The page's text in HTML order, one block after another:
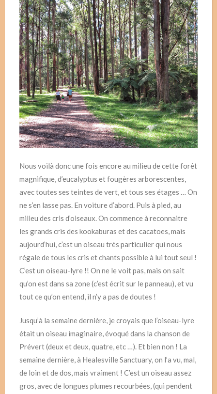
Nous voilà donc une fois encore au milieu de cette forêt
magnifique, d’eucalyptus et fougères arborescentes,
avec toutes ses teintes de vert, et tous ses étages … On
ne s’en lasse pas. En voiture d’abord. Puis à pied, au
milieu des cris d’oiseaux. On commence à reconnaitre
les grands cris des kookaburas et des cacatoes, mais
aujourd’hui, c’est un oiseau très particulier qui nous
régale de tous les cris et chants possible à lui tout seul !
C’est un oiseau-lyre !! On ne le voit pas, mais on sait
qu’on est dans sa zone (c’est écrit sur le panneau), et vu
tout ce qu’on entend, il n’y a pas de doutes !
Jusqu’à la semaine dernière, je croyais que l’oiseau-lyre
était un oiseau imaginaire, évoqué dans la chanson de
Prévert (deux et deux, quatre, etc …). Et bien non ! La
semaine dernière, à Healesville Sanctuary, on l’a vu, mal,
de loin et de dos, mais vraiment ! C’est un oiseau assez
gros, avec de longues plumes recourbées, (qui pendent